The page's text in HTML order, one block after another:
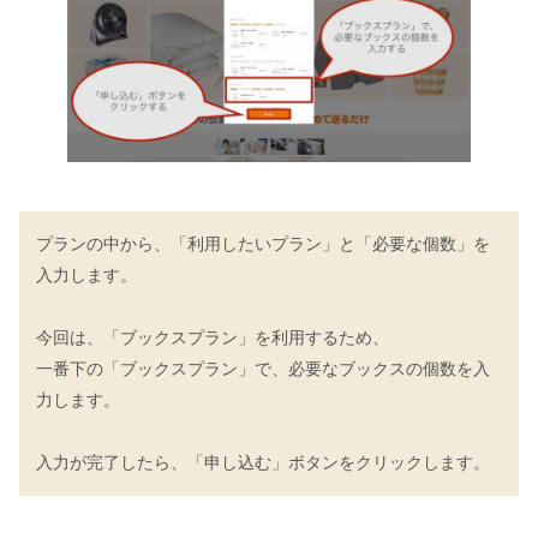
プランの中から、「利用したいプラン」と「必要な個数」を
入力します。
今回は、「ブックスプラン」を利用するため、
一番下の「ブックスプラン」で、必要なブックスの個数を入
力します。
入力が完了したら、「申し込む」ボタンをクリックします。